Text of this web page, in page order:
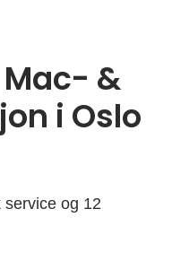
&
i Oslo
service og 12